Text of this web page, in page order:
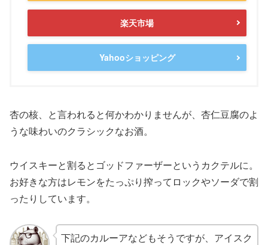
楽天市場
Yahooショッピング
杏の核、と言われると何かわかりませんが、杏仁豆腐のよ
うな味わいのクラシックなお酒。
ウイスキーと割るとゴッドファーザーというカクテルに。
お好きな方はレモンをたっぷり搾ってロックやソーダで割
ったりしています。
下記のカルーアなどもそうですが、アイスク